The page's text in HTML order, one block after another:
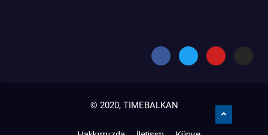
© 2020, TIMEBALKAN